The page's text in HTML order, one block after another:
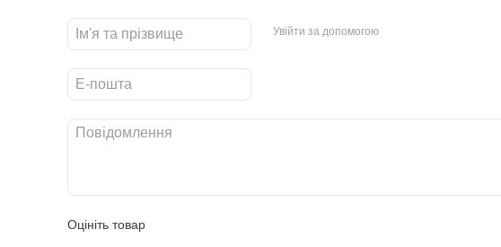
Увійти за допомогою
Оцініть товар